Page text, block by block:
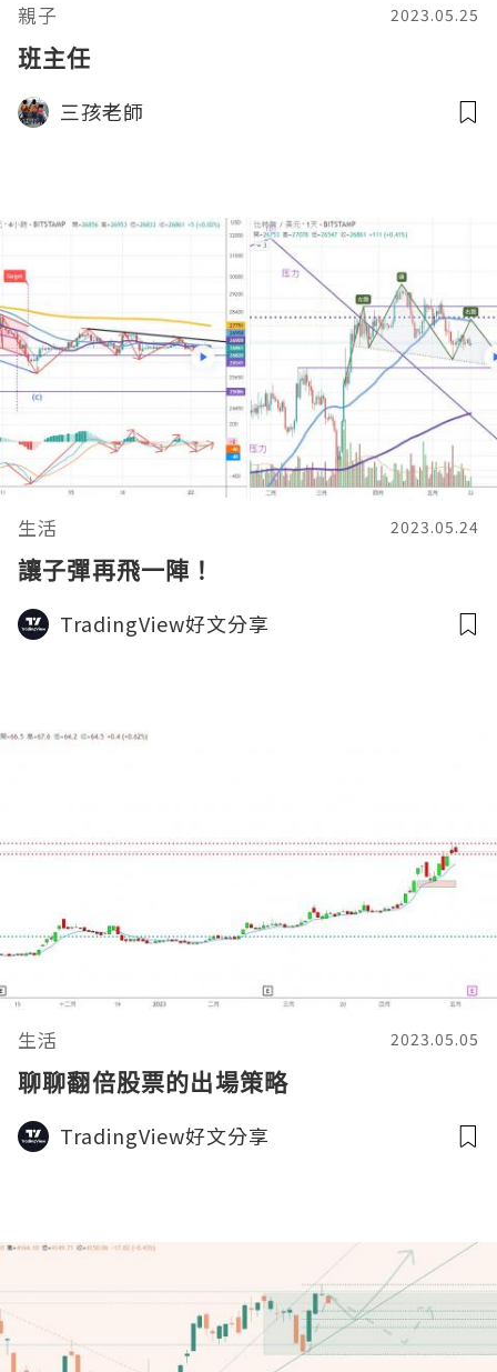
親子 2023.05.25
班主任
三孩老師
生活 2023.05.24
讓子彈再飛一陣！
TradingView好文分享
生活 2023.05.05
聊聊翻倍股票的出場策略
TradingView好文分享